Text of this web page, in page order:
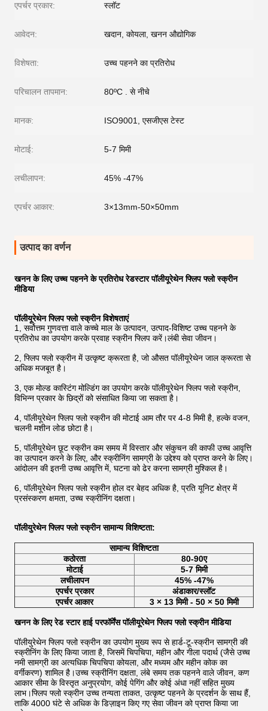
एपर्चर प्रकार: स्लॉट
आवेदन: खदान, कोयला, खनन औद्योगिक
विशेषता: उच्च पहनने का प्रतिरोध
परिचालन तापमान: 80ºC . से नीचे
मानक: ISO9001, एसजीएस टेस्ट
मोटाई: 5-7 मिमी
लचीलापन: 45% -47%
एपर्चर आकार: 3×13mm-50×50mm
उत्पाद का वर्णन
खनन के लिए उच्च पहनने के प्रतिरोध रेडस्टार पॉलीयूरेथेन फ्लिप फ्लो स्क्रीन
मीडिया
पॉलीयूरेथेन फ्लिप फ्लो स्क्रीन विशेषताएं
1, सर्वोत्तम गुणवत्ता वाले कच्चे माल के उत्पादन, उत्पाद-विशिष्ट उच्च पहनने के
प्रतिरोध का उपयोग करके प्रवाह स्क्रीन फ्लिप करें।लंबी सेवा जीवन।
2, फ्लिप फ्लो स्क्रीन में उत्कृष्ट क्रूरता है, जो औसत पॉलीयूरेथेन जाल क्रूरता से
अधिक मजबूत है।
3, एक मोल्ड कास्टिंग मोल्डिंग का उपयोग करके पॉलीयूरेथेन फ्लिप फ्लो स्क्रीन,
विभिन्न प्रकार के छिद्रों को संसाधित किया जा सकता है।
4, पॉलीयूरेथेन फ्लिप फ्लो स्क्रीन की मोटाई आम तौर पर 4-8 मिमी है, हल्के वजन,
चलनी मशीन लोड छोटा है।
5, पॉलीयूरेथेन छूट स्क्रीन कम समय में विस्तार और संकुचन की काफी उच्च आवृत्ति
का उत्पादन करने के लिए, और स्क्रीनिंग सामग्री के उद्देश्य को प्राप्त करने के लिए।
आंदोलन की इतनी उच्च आवृत्ति में, घटना को ढेर करना सामग्री मुश्किल है।
6, पॉलीयूरेथेन फ्लिप फ्लो स्क्रीन होल दर बेहद अधिक है, प्रति यूनिट क्षेत्र में
प्रसंस्करण क्षमता, उच्च स्क्रीनिंग दक्षता।
पॉलीयुरेथेन फ्लिप फ्लो स्क्रीन सामान्य विशिष्टता:
सामान्य विशिष्टता
कठोरता
80-90ए
मोटाई
5-7 मिमी
लचीलापन
45% -47%
एपर्चर प्रकार
अंडाकार/स्लॉट
एपर्चर आकार
3 × 13 मिमी - 50 × 50 मिमी
खनन के लिए रेड स्टार हाई परफॉर्मेंस पॉलीयूरेथेन फ्लिप फ्लो स्क्रीन मीडिया
पॉलीयुरेथेन फ्लिप फ्लो स्क्रीन का उपयोग मुख्य रूप से हार्ड-टू-स्क्रीन सामग्री की
स्क्रीनिंग के लिए किया जाता है, जिसमें चिपचिपा, महीन और गीला पदार्थ (जैसे उच्च
नमी सामग्री का अत्यधिक चिपचिपा कोयला, और मध्यम और महीन कोक का
वर्गीकरण) शामिल है।उच्च स्क्रीनिंग दक्षता, लंबे समय तक पहनने वाले जीवन, कण
आकार सीमा के विस्तृत अनुप्रयोग, कोई पेगिंग और कोई अंधा नहीं सहित मुख्य
लाभ।फ्लिप फ्लो स्क्रीन उच्च तन्यता ताकत, उत्कृष्ट पहनने के प्रदर्शन के साथ हैं,
ताकि 4000 घंटे से अधिक के डिज़ाइन किए गए सेवा जीवन को प्राप्त किया जा